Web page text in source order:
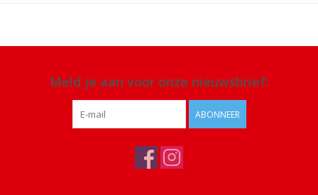
Meld je aan voor onze nieuwsbrief:
ABONNEER